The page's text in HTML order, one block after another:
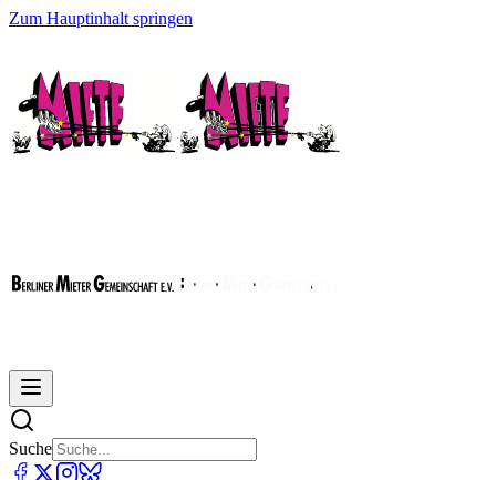
Zum Hauptinhalt springen
Suche